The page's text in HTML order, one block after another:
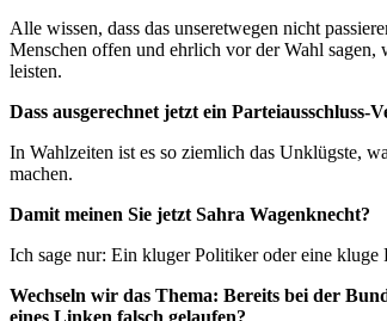
Alle wissen, dass das unseretwegen nicht
Menschen offen und ehrlich vor der Wahl sagen,
leisten.
Dass ausgerechnet jetzt ein
In Wahlzeiten ist es so ziemlich das Unklügste,
machen.
Damit meinen Sie jetzt Sahra Wagenknecht?
Ich sage nur: Ein kluger Politiker oder eine
Wechseln wir das Thema: Bereits bei der